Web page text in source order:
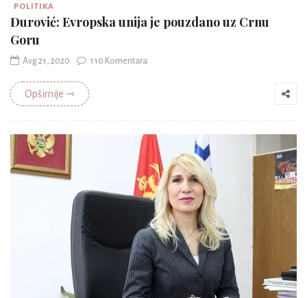
POLITIKA
Đurović: Evropska unija je pouzdano uz Crnu
Goru
Avg 21, 2020 110 Komentara
Opširnije ⇾